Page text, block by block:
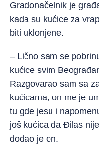
Gradonačelnik je
kada su kućice za
biti uklonjene.
– Lično sam se
kućice svim
Razgovarao sam sa
kućicama, on me je
tu gde jesu i
još kućica da Đilas
dodao je on.